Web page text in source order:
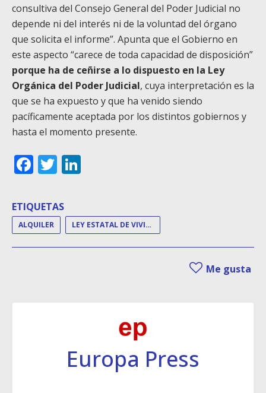
consultiva del Consejo General del Poder Judicial no
depende ni del interés ni de la voluntad del órgano
que solicita el informe”. Apunta que el Gobierno en
este aspecto “carece de toda capacidad de disposición”
porque ha de ceñirse a lo dispuesto en la Ley
Orgánica del Poder Judicial, cuya interpretación es la
que se ha expuesto y que ha venido siendo
pacíficamente aceptada por los distintos gobiernos y
hasta el momento presente.
Facebook
Twitter
ETIQUETAS
ALQUILER LEY ESTATAL DE VIVIENDA
Me gusta
Europa Press